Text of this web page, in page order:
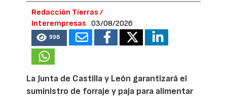
Redacción Tierras /
Interempresas
03/08/2026
998
La Junta de Castilla y León garantizará el
suministro de forraje y paja para alimentar